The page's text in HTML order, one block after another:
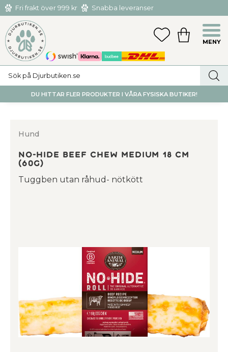
Meny
Fri frakt över 999 kr
Snabba leveranser
Hämta och returnera i butiken i Tumba eller Huddinge C
FAVORITER
KUNDVAGN
DU HITTAR FLER PRODUKTER I VÅRA FYSISKA BUTIKER!
Hund
No-Hide Beef Chew Medium 18 cm
(60g)
Tuggben utan råhud- nötkött